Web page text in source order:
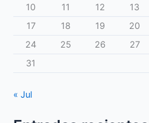
10
11 12 13
17
18 19 20
24
25 26 27
31
« Jul